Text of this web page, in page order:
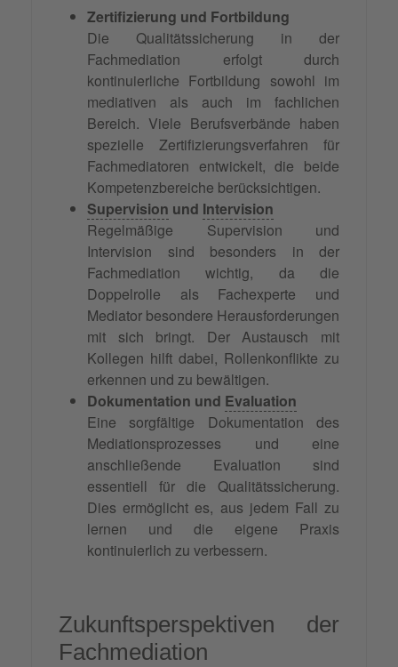
Zertifizierung und Fortbildung
Die Qualitätssicherung in der
Fachmediation erfolgt durch
kontinuierliche Fortbildung sowohl im
mediativen als auch im fachlichen
Bereich. Viele Berufsverbände haben
spezielle Zertifizierungsverfahren für
Fachmediatoren entwickelt, die beide
Kompetenzbereiche berücksichtigen.
Supervision und Intervision
Regelmäßige Supervision und
Intervision sind besonders in der
Fachmediation wichtig, da die
Doppelrolle als Fachexperte und
Mediator besondere Herausforderungen
mit sich bringt. Der Austausch mit
Kollegen hilft dabei, Rollenkonflikte zu
erkennen und zu bewältigen.
Dokumentation und Evaluation
Eine sorgfältige Dokumentation des
Mediationsprozesses und eine
anschließende Evaluation sind
essentiell für die Qualitätssicherung.
Dies ermöglicht es, aus jedem Fall zu
lernen und die eigene Praxis
kontinuierlich zu verbessern.
Zukunftsperspektiven der
Fachmediation